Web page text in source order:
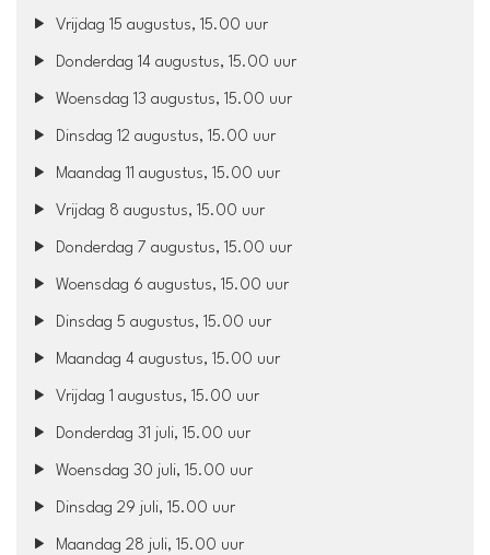
Vrijdag 15 augustus, 15.00 uur
Donderdag 14 augustus, 15.00 uur
Woensdag 13 augustus, 15.00 uur
Dinsdag 12 augustus, 15.00 uur
Maandag 11 augustus, 15.00 uur
Vrijdag 8 augustus, 15.00 uur
Donderdag 7 augustus, 15.00 uur
Woensdag 6 augustus, 15.00 uur
Dinsdag 5 augustus, 15.00 uur
Maandag 4 augustus, 15.00 uur
Vrijdag 1 augustus, 15.00 uur
Donderdag 31 juli, 15.00 uur
Woensdag 30 juli, 15.00 uur
Dinsdag 29 juli, 15.00 uur
Maandag 28 juli, 15.00 uur